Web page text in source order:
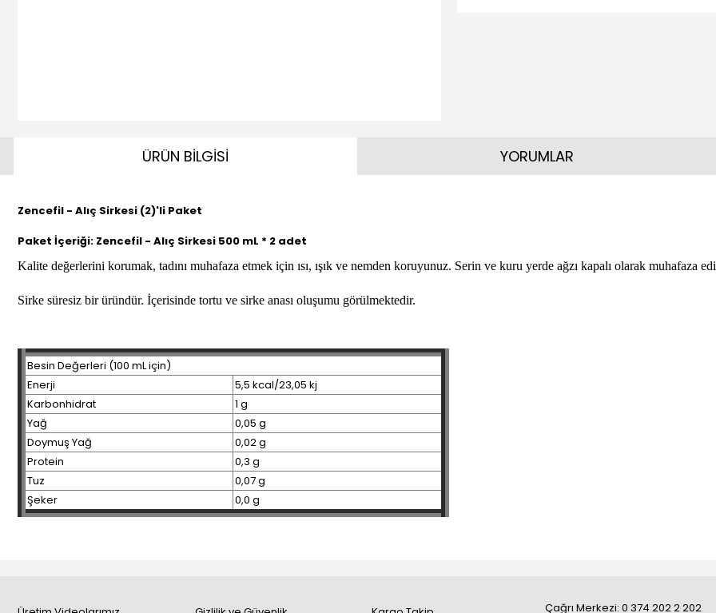
ÜRÜN BİLGİSİ
Zencefil - Alıç Sirkesi (2)'li Paket
Paket İçeriği: Zencefil - Alıç Sirkesi 500 mL * 2 adet
Kalite değerlerini korumak, tadını muhafaza etmek için ısı, ışık ve nemden koruyunuz. Serin ve kuru yerde ağzı kapalı olarak muhafaza
Sirke süresiz bir üründür. İçerisinde tortu ve sirke anası oluşumu görülmektedir.
Besin Değerleri (100 mL için)
Enerji
5,5 kcal/23,05 kj
Karbonhidrat
1 g
Yağ
0,05 g
Doymuş Yağ
0,02 g
Protein
0,3 g
Tuz
0,07 g
Şeker
0,0 g
YORUMLAR
Çağrı Merkezi: 0 374 202 2 202